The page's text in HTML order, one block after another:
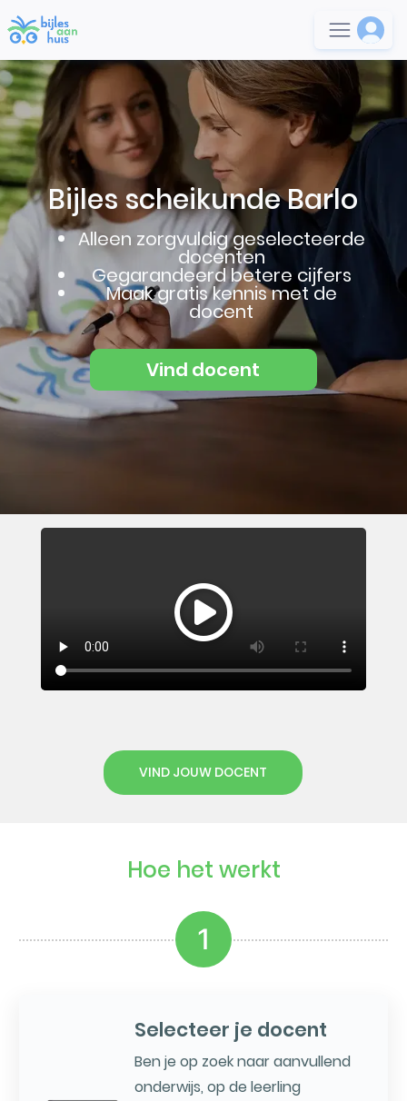
Bijles scheikunde Barlo
Alleen zorgvuldig geselecteerde
docenten
Gegarandeerd betere cijfers
Maak gratis kennis met de
docent
Vind docent
VIND JOUW DOCENT
Hoe het werkt
1
Selecteer je docent
Ben je op zoek naar aanvullend
onderwijs, op de leerling